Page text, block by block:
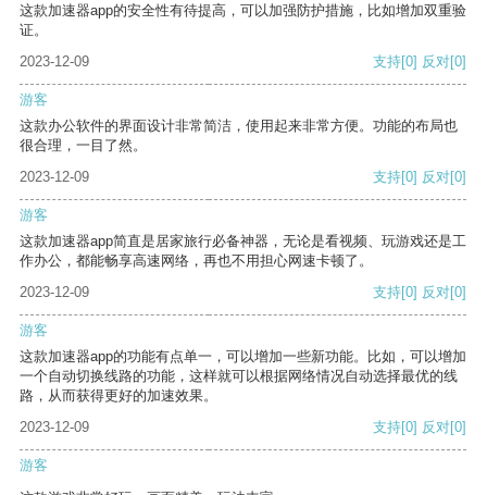
这款加速器app的安全性有待提高，可以加强防护措施，比如增加双重验
证。
2023-12-09
支持[0] 反对[0]
游客
这款办公软件的界面设计非常简洁，使用起来非常方便。功能的布局也
很合理，一目了然。
2023-12-09
支持[0] 反对[0]
游客
这款加速器app简直是居家旅行必备神器，无论是看视频、玩游戏还是工
作办公，都能畅享高速网络，再也不用担心网速卡顿了。
2023-12-09
支持[0] 反对[0]
游客
这款加速器app的功能有点单一，可以增加一些新功能。比如，可以增加
一个自动切换线路的功能，这样就可以根据网络情况自动选择最优的线
路，从而获得更好的加速效果。
2023-12-09
支持[0] 反对[0]
游客